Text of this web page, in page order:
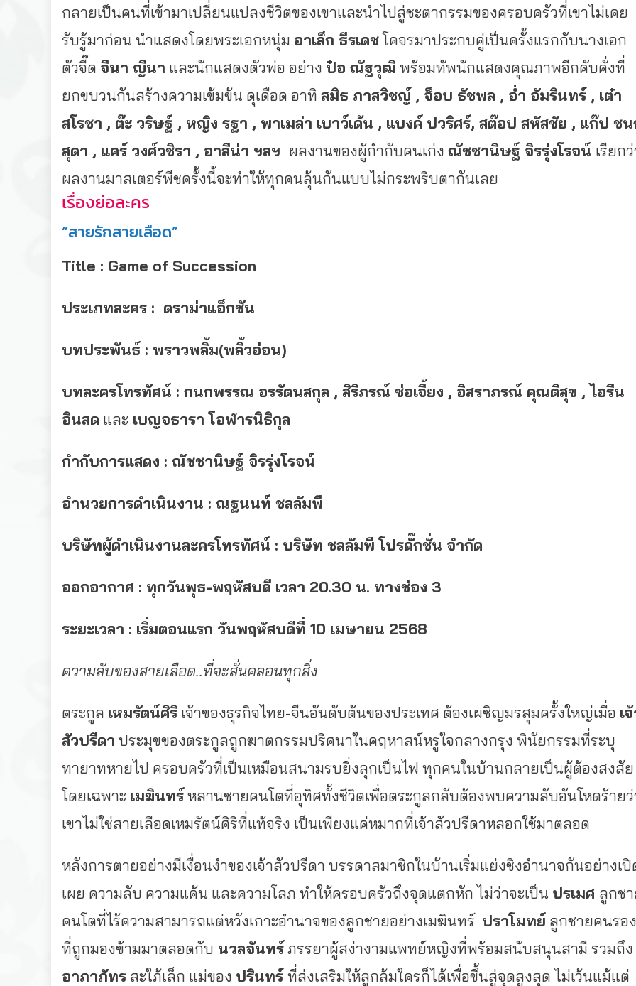
กลายเป็นคนที่เข้ามาเปลี่ยนแปลงชีวิตของเขาและนำไปสู่ชะตากรรมของครอบครัวที่เขาไม่เคย
รับรู้มาก่อน นำแสดงโดยพระเอกหนุ่ม อาเล็ก ธีรเดชโคจรมาประกบคู่เป็นครั้งแรกกับนางเอก
ตัวจี๊ด จีนา ญีนา และนักแสดงตัวพ่อ อย่าง ป๋อ ณัฐวุฒิ พร้อมทัพนักแสดงคุณภาพอีกคับคั่งที่
ยกขบวนกันสร้างความเข้มข้น ดุเดือด อาทิ สมิธ ภาสวิชญ์ , จ็อบ ธัชพล , อ่ำ อัมรินทร์ , เต๋า
สโรชา , ต๊ะ วริษฐ์ , หญิง รฐา , พาเมล่า เบาว์เด้น , แบงค์ ปวริศร์, สต๊อป สหัสชัย , แก๊ป ช
สุดา , แคร์ วงศ์วชิรา , อาลีน่า ฯลฯ ผลงานของผู้กำกับคนเก่ง ณัชชานิษฐ์ จิรรุ่งโรจน์ เรียก
ผลงานมาสเตอร์พีชครั้งนี้จะทำให้ทุกคนลุ้นกันแบบไม่กระพริบตากันเลย
เรื่องย่อละคร
“สายรักสายเลือด”
Title : Game of Succession
ประเภทละคร : ดราม่าแอ็กชัน
บทประพันธ์ : พราวพลิ้ม(พลิ้วอ่อน)
บทละครโทรทัศน์ : กนกพรรณ อรรัตนสกุล , สิริภรณ์ ช่อเจี้ยง , อิสราภรณ์ คุณติสุข , ไอรีน
อินสด และ เบญจธารา โอฬารนิธิกุล
กำกับการแสดง : ณัชชานิษฐ์ จิรรุ่งโรจน์
อำนวยการดำเนินงาน : ณฐนนท์ ชลลัมพี
บริษัทผู้ดำเนินงานละครโทรทัศน์ : บริษัท ชลลัมพี โปรดั๊กชั่น จำกัด
ออกอากาศ : ทุกวันพุธ-พฤหัสบดี เวลา 20.30 น. ทางช่อง 3
ระยะเวลา : เริ่มตอนแรก วันพฤหัสบดีที่ 10 เมษายน 2568
ความลับของสายเลือด..ที่จะสั่นคลอนทุกสิ่ง
ตระกูล เหมรัตน์ศิริ เจ้าของธุรกิจไทย-จีนอันดับต้นของประเทศ ต้องเผชิญมรสุมครั้งใหญ่เมื่อ เ
สัวปรีดา ประมุขของตระกูลถูกฆาตกรรมปริศนาในคฤหาสน์หรูใจกลางกรุง พินัยกรรมที่ระบุ
ทายาทหายไป ครอบครัวที่เป็นเหมือนสนามรบยิ่งลุกเป็นไฟ ทุกคนในบ้านกลายเป็นผู้ต้องสงสัย
โดยเฉพาะ เมฆินทร์หลานชายคนโตที่อุทิศทั้งชีวิตเพื่อตระกูลกลับต้องพบความลับอันโหดร้าย
เขาไม่ใช่สายเลือดเหมรัตน์ศิริที่แท้จริง เป็นเพียงแค่หมากที่เจ้าสัวปรีดาหลอกใช้มาตลอด
หลังการตายอย่างมีเงื่อนงำของเจ้าสัวปรีดา บรรดาสมาชิกในบ้านเริ่มแย่งชิงอำนาจกันอย่างเปิ
เผย ความลับ ความแค้น และความโลภ ทำให้ครอบครัวถึงจุดแตกหัก ไม่ว่าจะเป็น ปรเมศ ลูกช
คนโตที่ไร้ความสามารถแต่หวังเกาะอำนาจของลูกชายอย่างเมฆินทร์ ปราโมทย์ ลูกชายคนรอง
ที่ถูกมองข้ามมาตลอดกับ นวลจันทร์ภรรยาผู้สง่างามแพทย์หญิงที่พร้อมสนับสนุนสามี รวมถึง
อาภาภัทร สะใภ้เล็ก แม่ของ ปรินทร์ที่ส่งเสริมให้ลูกล้มใครก็ได้เพื่อขึ้นสู่จุดสูงสุด ไม่เว้นแม้แต่